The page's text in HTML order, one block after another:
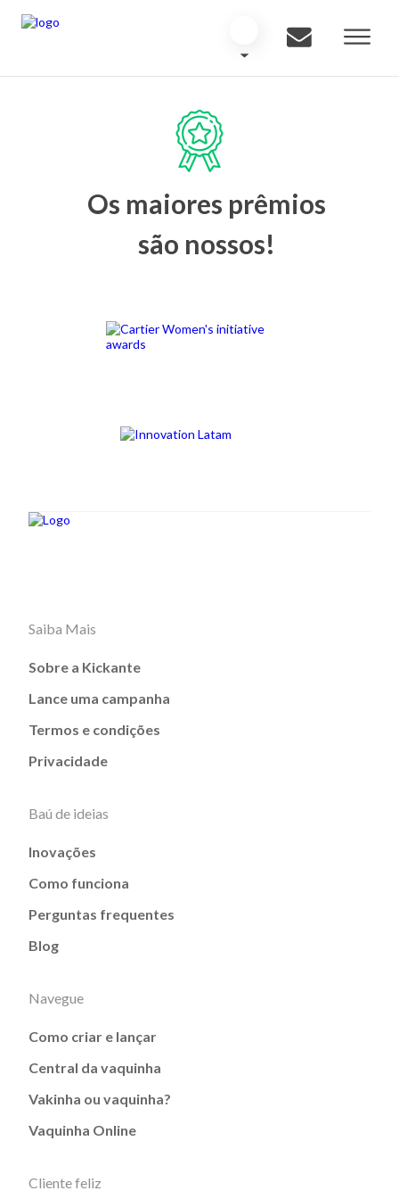
Os maiores prêmios
são nossos!
Saiba Mais
Sobre a Kickante
Lance uma campanha
Termos e condições
Privacidade
Baú de ideias
Inovações
Como funciona
Perguntas frequentes
Blog
Navegue
Como criar e lançar
Central da vaquinha
Vakinha ou vaquinha?
Vaquinha Online
Cliente feliz